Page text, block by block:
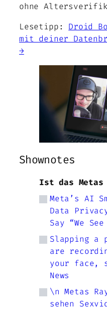
ohne
Lesetipp: Droid
mit deiner
→
Shownotes
Ist das Metas
Meta’s AI
Data
Say “We
Slapping a
are
your face,
News
\n Metas
sehen